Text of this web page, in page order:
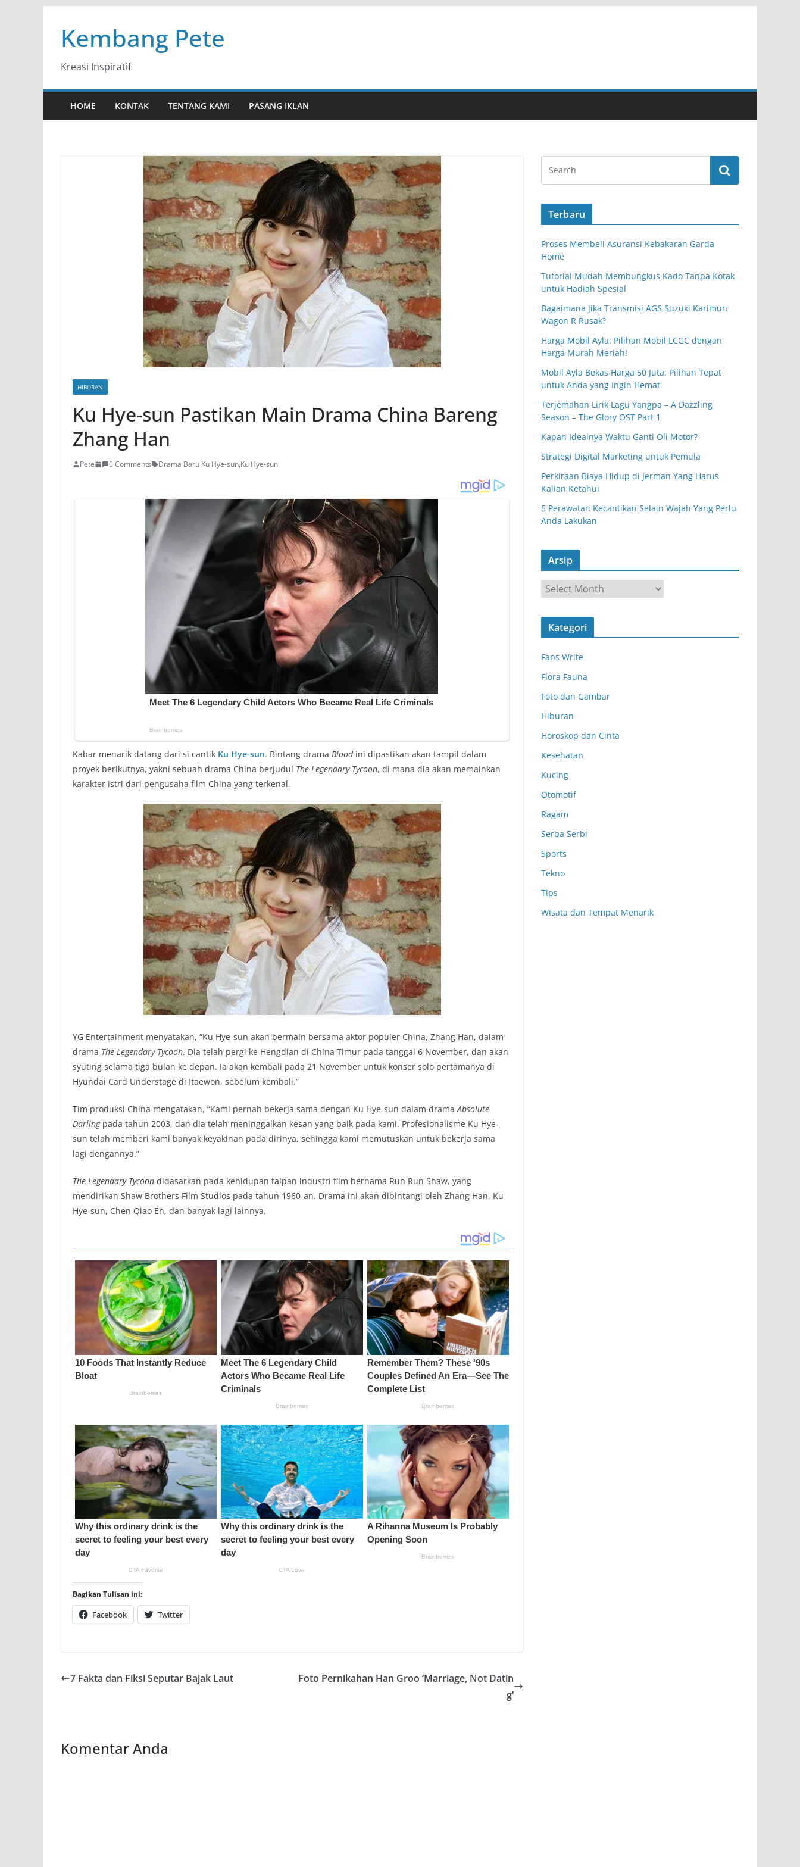
contentKembang Pete
Kreasi Inspiratif
HOME KONTAK TENTANG KAMI PASANG IKLAN
HIBURAN
Ku Hye-sun Pastikan Main Drama China Bareng
Zhang Han
Pete 0 Comments Drama Baru Ku Hye-sun,Ku Hye-sun
Kabar menarik datang dari si cantik Ku Hye-sun. Bintang drama Blood ini dipastikan akan tampil dalam
proyek berikutnya, yakni sebuah drama China berjudul The Legendary Tycoon, di mana dia akan memainkan
karakter istri dari pengusaha film China yang terkenal.
YG Entertainment menyatakan, “Ku Hye-sun akan bermain bersama aktor populer China, Zhang Han, dalam
drama The Legendary Tycoon. Dia telah pergi ke Hengdian di China Timur pada tanggal 6 November, dan akan
syuting selama tiga bulan ke depan. Ia akan kembali pada 21 November untuk konser solo pertamanya di
Hyundai Card Understage di Itaewon, sebelum kembali.”
Tim produksi China mengatakan, “Kami pernah bekerja sama dengan Ku Hye-sun dalam drama Absolute
Darlingpada tahun 2003, dan dia telah meninggalkan kesan yang baik pada kami. Profesionalisme Ku Hye-
sun telah memberi kami banyak keyakinan pada dirinya, sehingga kami memutuskan untuk bekerja sama
lagi dengannya.”
The Legendary Tycoon didasarkan pada kehidupan taipan industri film bernama Run Run Shaw, yang
mendirikan Shaw Brothers Film Studios pada tahun 1960-an. Drama ini akan dibintangi oleh Zhang Han, Ku
Hye-sun, Chen Qiao En, dan banyak lagi lainnya.
Bagikan Tulisan ini:
Facebook Twitter
7 Fakta dan Fiksi Seputar Bajak Laut
Foto Pernikahan Han Groo ‘Marriage, Not Datin
g’
Komentar Anda
Terbaru
Proses Membeli Asuransi Kebakaran Garda
Home
Tutorial Mudah Membungkus Kado Tanpa Kotak
untuk Hadiah Spesial
Bagaimana Jika Transmisi AGS Suzuki Karimun
Wagon R Rusak?
Harga Mobil Ayla: Pilihan Mobil LCGC dengan
Harga Murah Meriah!
Mobil Ayla Bekas Harga 50 Juta: Pilihan Tepat
untuk Anda yang Ingin Hemat
Terjemahan Lirik Lagu Yangpa – A Dazzling
Season – The Glory OST Part 1
Kapan Idealnya Waktu Ganti Oli Motor?
Strategi Digital Marketing untuk Pemula
Perkiraan Biaya Hidup di Jerman Yang Harus
Kalian Ketahui
5 Perawatan Kecantikan Selain Wajah Yang Perlu
Anda Lakukan
Arsip
r
s
Kategori
Fans Write
Flora Fauna
Foto dan Gambar
Hiburan
Horoskop dan Cinta
Kesehatan
Kucing
Otomotif
Ragam
Serba Serbi
Sports
Tekno
Tips
Wisata dan Tempat Menarik